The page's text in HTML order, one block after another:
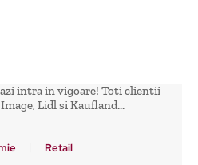
intra in vigoare! Toti clientii
Lidl si Kaufland...
Retail